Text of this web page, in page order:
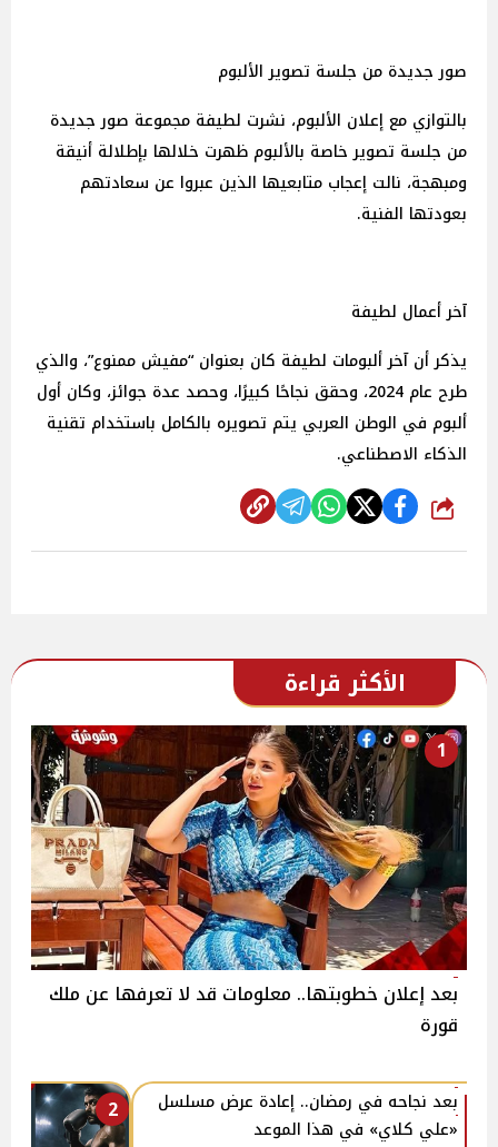
صور جديدة من جلسة تصوير الألبوم
بالتوازي مع إعلان الألبوم، نشرت لطيفة مجموعة صور جديدة
من جلسة تصوير خاصة بالألبوم ظهرت خلالها بإطلالة أنيقة
ومبهجة، نالت إعجاب متابعيها الذين عبروا عن سعادتهم
بعودتها الفنية.
آخر أعمال لطيفة
يذكر أن آخر ألبومات لطيفة كان بعنوان “مفيش ممنوع”، والذي
طرح عام 2024، وحقق نجاحًا كبيرًا، وحصد عدة جوائز، وكان أول
ألبوم في الوطن العربي يتم تصويره بالكامل باستخدام تقنية
الذكاء الاصطناعي.
شارك
الأكثر قراءة
1
بعد إعلان خطوبتها.. معلومات قد لا تعرفها عن ملك
قورة
2
بعد نجاحه في رمضان.. إعادة عرض مسلسل
«علي كلاي» في هذا الموعد